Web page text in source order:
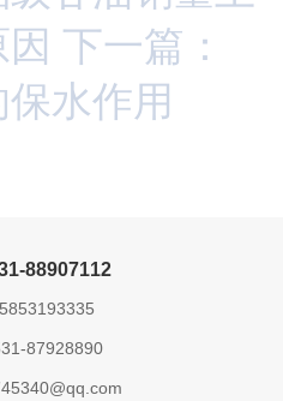
下一篇：
水作用
88907112
87928890